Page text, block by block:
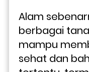
Alam
berbagai
mampu
sehat dan